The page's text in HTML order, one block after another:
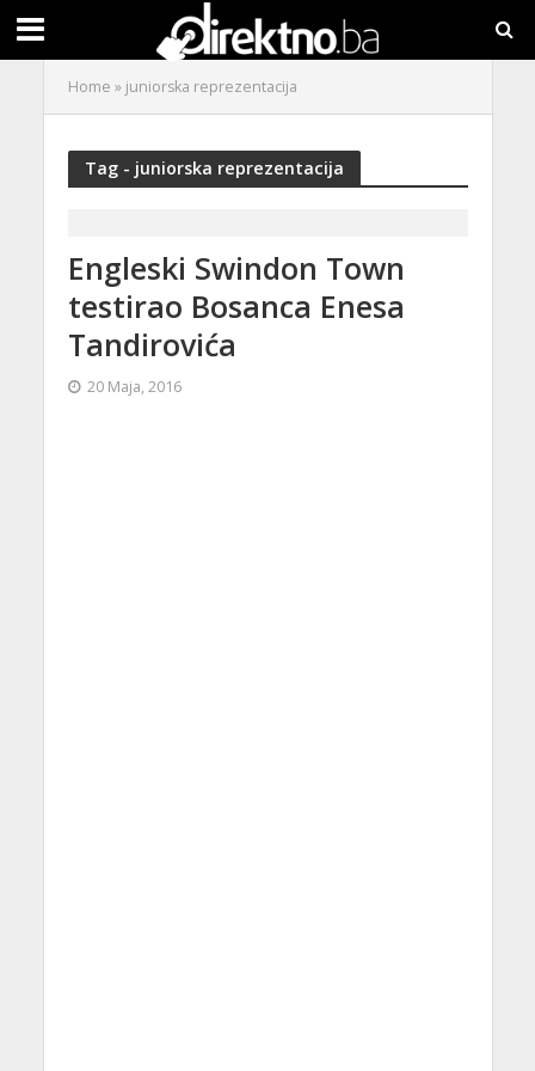
Home » juniorska reprezentacija
Tag - juniorska reprezentacija
Engleski Swindon Town
testirao Bosanca Enesa
Tandirovića
20 Maja, 2016